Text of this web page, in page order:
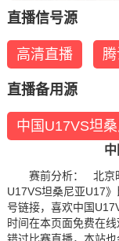
直播信号源
高清直播
直播备用源
中国U17VS坦
赛前分析： 北京
U17VS坦桑尼亚U17
号链接，喜欢中国
时间在本页面免费在